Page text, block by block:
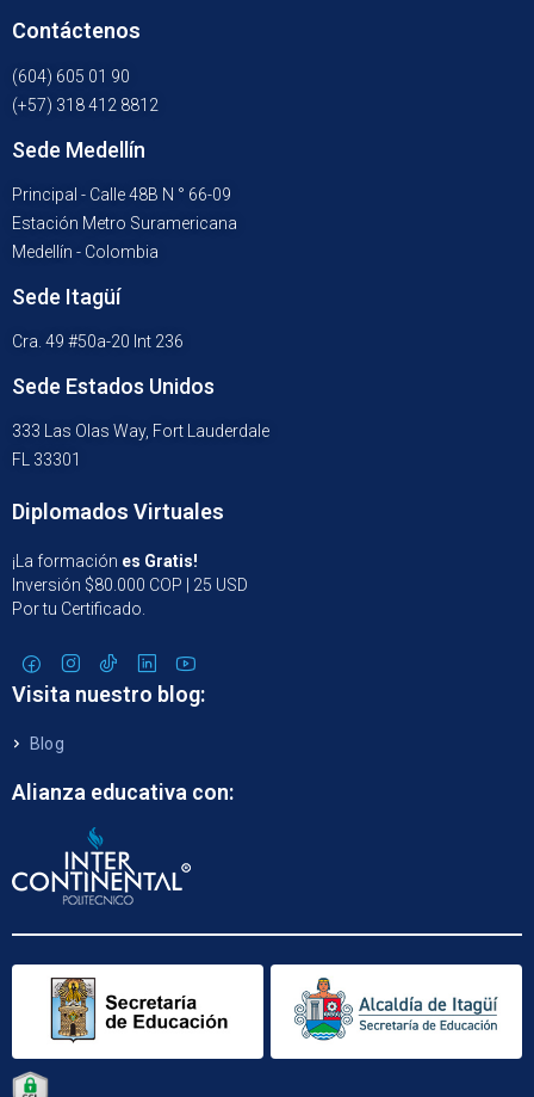
Contáctenos
(604) 605 01 90
(+57) 318 412 8812
Sede Medellín
Principal - Calle 48B N ° 66-09
Estación Metro Suramericana
Medellín - Colombia
Sede Itagüí
Cra. 49 #50a-20 Int 236
Sede Estados Unidos
333 Las Olas Way, Fort Lauderdale
FL 33301
Diplomados Virtuales
¡La formación es Gratis!
Inversión $80.000 COP | 25 USD
Por tu Certificado.
Visita nuestro blog:
Blog
Alianza educativa con: